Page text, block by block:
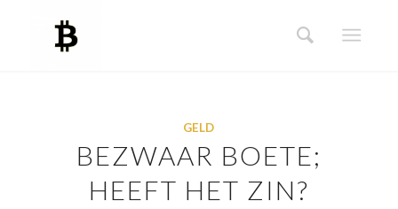
GELD
BEZWAAR BOETE;
HEEFT HET ZIN?